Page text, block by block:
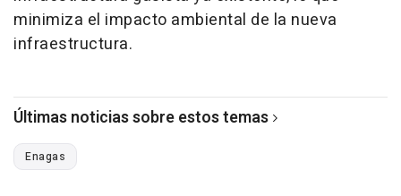
minimiza el impacto ambiental de la nueva
infraestructura.
Últimas noticias sobre estos temas
Enagas